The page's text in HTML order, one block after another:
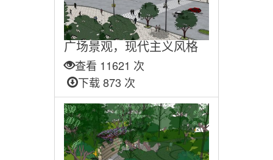
广场景观，现代主义风格
查看 11621 次
下载 873 次